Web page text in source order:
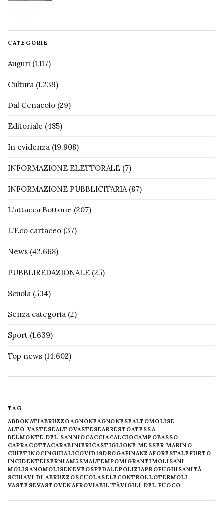
CATEGORIE
Auguri (1.117)
Cultura (1.239)
Dal Cenacolo (29)
Editoriale (485)
In evidenza (19.908)
INFORMAZIONE ELETTORALE (7)
INFORMAZIONE PUBBLICITARIA (87)
L'attacca Bottone (207)
L'Eco cartaceo (37)
News (42.668)
PUBBLIREDAZIONALE (25)
Scuola (534)
Senza categoria (2)
Sport (1.639)
Top news (14.602)
TAG
ABBONATIABRUZZOAGNONEAGNONESEALTOMOLISE
ALTO VASTESEALTOVASTESEARRESTOATESSA
BELMONTE DEL SANNIOCACCIA CALCIOCAMPOBASSO
CAPRACOTTACARABINIERICASTIGLIONE MESSER MARINO
CHIETINOCINGHIALICOVID19DROGAFINANZAFORESTALE FURTO
INCIDENTEISERNIAM5SMALTEMPOMIGRANTIMOLISANI
MOLISANOMOLISENEVE OSPEDALEPOLIZIAPROFUGHISANITÀ
SCHIAVI DI ABRUZZOSCUOLASELECONTROLLOTERMOLI
VASTESEVASTOVENAFROVIABILITÀVIGILI DEL FUOCO